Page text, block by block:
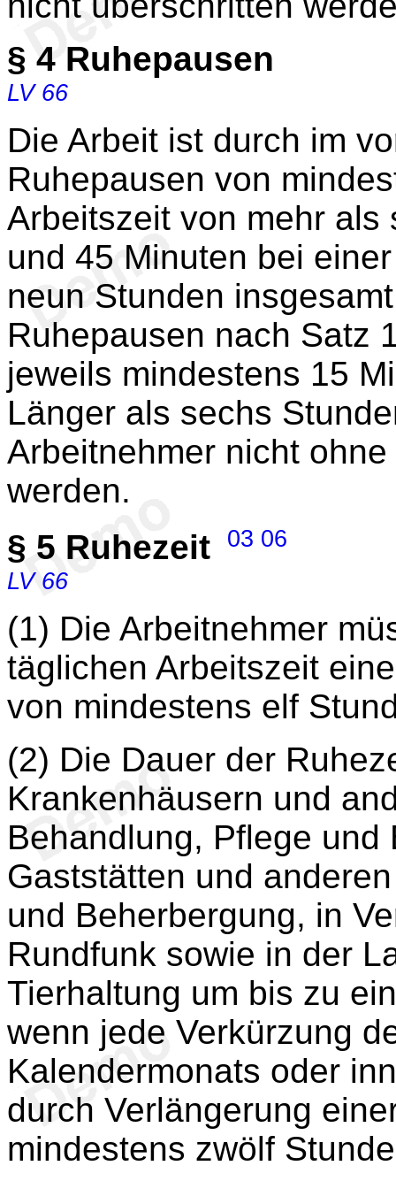
§ 4 Ruhepausen
LV 66
Die Arbeit ist durch im
Ruhepausen von
Arbeitszeit von mehr
und 45 Minuten bei
neun Stunden
Ruhepausen nach Satz
jeweils mindestens 15
Länger als sechs
Arbeitnehmer nicht
werden.
§ 5 Ruhezeit 03 06
LV 66
(1) Die Arbeitnehmer
täglichen Arbeitszeit
von mindestens elf
(2) Die Dauer der
Krankenhäusern und
Behandlung, Pflege
Gaststätten und
und Beherbergung, in
Rundfunk sowie in der
Tierhaltung um bis zu
wenn jede Verkürzung
Kalendermonats oder
durch Verlängerung
mindestens zwölf